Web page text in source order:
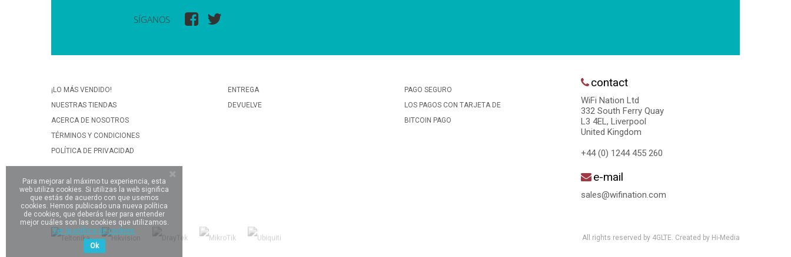
SÍGANOS
¡LO MÁS VENDIDO!
NUESTRAS TIENDAS
ACERCA DE NOSOTROS
TÉRMINOS Y CONDICIONES
POLÍTICA DE PRIVACIDAD
ENTREGA
DEVUELVE
PAGO SEGURO
LOS PAGOS CON TARJETA DE
BITCOIN PAGO
contact
WiFi Nation Ltd
332 South Ferry Quay
L3 4EL, Liverpool
United Kingdom
+44 (0) 1244 455 260
e-mail
sales@wifination.com
All rights reserved by 4GLTE. Created by Hi-Media
Para mejorar al máximo tu experiencia, esta
web utiliza cookies. Si utilizas la web significa
que estás de acuerdo con que usemos
cookies. Hemos publicado una nueva política
de cookies, que deberás leer para entender
mejor cuáles son las cookies que utilizamos.
Ver la política de cookies.
Ok